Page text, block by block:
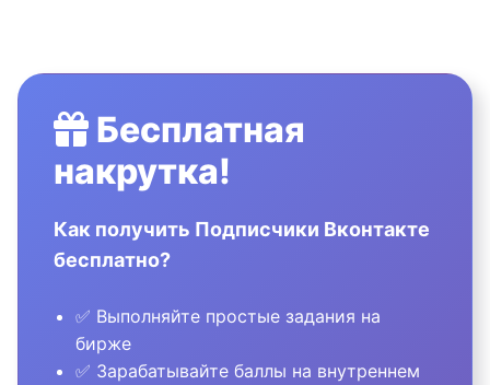
Бесплатная
накрутка!
Как получить Подписчики Вконтакте
бесплатно?
✅ Выполняйте простые задания на
бирже
✅ Зарабатывайте баллы на внутреннем